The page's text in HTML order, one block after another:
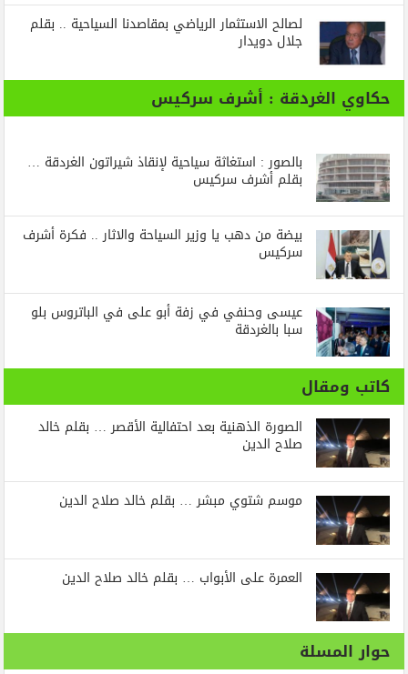
لصالح الاستثمار الرياضي بمقاصدنا السياحية .. بقلم
جلال دويدار
حكاوي الغردقة : أشرف سركيس
بالصور : استغاثة سياحية لإنقاذ شيراتون الغردقة …
بقلم أشرف سركيس
بيضة من دهب يا وزير السياحة والاثار .. فكرة أشرف
سركيس
عيسى وحنفي في زفة أبو على في الباتروس بلو
سبا بالغردقة
كاتب ومقال
الصورة الذهنية بعد احتفالية الأقصر … بقلم خالد
صلاح الدين
موسم شتوي مبشر … بقلم خالد صلاح الدين
العمرة على الأبواب … بقلم خالد صلاح الدين
حوار المسلة